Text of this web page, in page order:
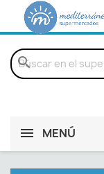
search
MENÚ